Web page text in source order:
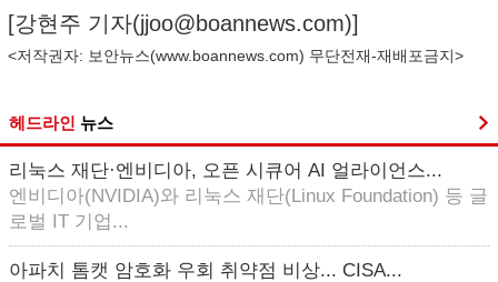
[강현주 기자(jjoo@boannews.com)]
<저작권자: 보안뉴스(www.boannews.com) 무단전재-재배포금지>
헤드라인 뉴스
리눅스 재단·엔비디아, 오픈 시큐어 AI 얼라이언스...
엔비디아(NVIDIA)와 리눅스 재단(Linux Foundation) 등 글
로벌 IT 기업...
아파치 톰캣 암호화 우회 취약점 비상... CISA...